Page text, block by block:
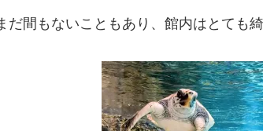
だ間もないこともあり、館内はとても綺